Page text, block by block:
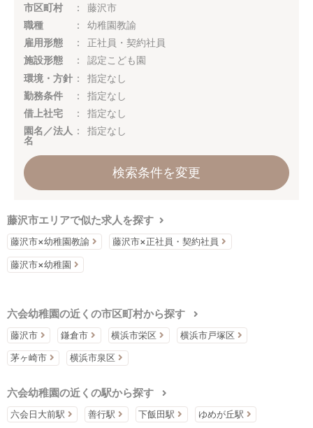
市区町村
藤沢市
職種
幼稚園教諭
雇用形態
正社員・契約社員
施設形態
認定こども園
環境・方針
指定なし
勤務条件
指定なし
借上社宅
指定なし
園名／法人
名
指定なし
検索条件を変更
藤沢市エリアで似た求人を探す
藤沢市×幼稚園教諭 藤沢市×正社員・契約社員
藤沢市×幼稚園
六会幼稚園の近くの市区町村から探す
藤沢市 鎌倉市 横浜市栄区 横浜市戸塚区
茅ヶ崎市 横浜市泉区
六会幼稚園の近くの駅から探す
六会日大前駅 善行駅 下飯田駅 ゆめが丘駅